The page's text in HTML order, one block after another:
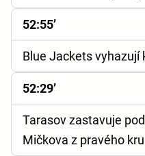
52:55’
Blue Jackets vyhazují
52:29’
Tarasov zastavuje
Mičkova z pravého